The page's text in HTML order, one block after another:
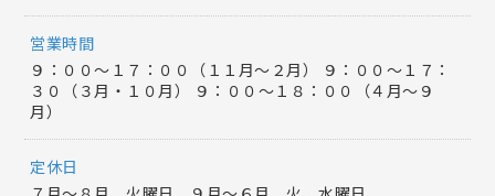
営業時間
９：００～１７：００（１１月～２月） ９：００～１７：
３０（３月・１０月） ９：００～１８：００（４月～９
月）
定休日